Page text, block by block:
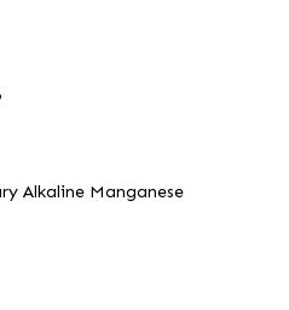
Alkaline Manganese